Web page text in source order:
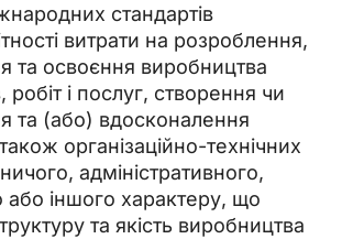
стандартів
витрати на розроблення,
та освоєння виробництва
робіт і послуг, створення чи
та (або) вдосконалення
організаційно-технічних
адміністративного,
або іншого характеру, що
та якість виробництва